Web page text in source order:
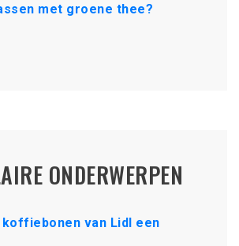
met groene thee?
ONDERWERPEN
koffiebonen van Lidl een